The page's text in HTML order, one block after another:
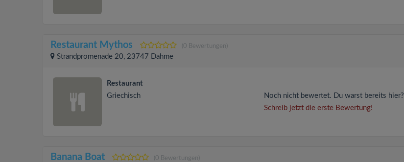
Restaurant Mythos (0 Bewertungen)
Strandpromenade 20, 23747 Dahme
Restaurant
Griechisch
Noch nicht bewertet. Du warst bereits hier?
Schreib jetzt die erste Bewertung!
Banana Boat (0 Bewertungen)